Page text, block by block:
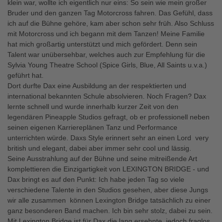
klein war, wollte ich eigentlich nur eins: So sein wie mein großer
Bruder und den ganzen Tag Motorcross fahren. Das Gefühl, dass
ich auf die Bühne gehöre, kam aber schon sehr früh. Also Schluss
mit Motorcross und ich begann mit dem Tanzen! Meine Familie
hat mich großartig unterstützt und mich gefördert. Denn sein
Talent war unübersehbar, welches auch zur Empfehlung für die
Sylvia Young Theatre School (Spice Girls, Blue, All Saints u.v.a.)
geführt hat.
Dort durfte Dax eine Ausbildung an der respektierten und
international bekannten Schule absolvieren. Noch Fragen? Dax
lernte schnell und wurde innerhalb kurzer Zeit von den
legendären Pineapple Studios gefragt, ob er professionell neben
seinen eigenen Karriereplänen Tanz und Performance
unterrichten würde. Daxs Style erinnert sehr an einen Lord  very
british und elegant, dabei aber immer sehr cool und lässig.
Seine Ausstrahlung auf der Bühne und seine mitreißende Art
komplettieren die Einzigartigkeit von LEXINGTON BRIDGE - und
Dax bringt es auf den Punkt: Ich habe jeden Tag so viele
verschiedene Talente in den Studios gesehen, aber diese Jungs 
wir alle zusammen  können Lexington Bridge tatsächlich zu einer
ganz besonderen Band machen. Ich bin sehr stolz, dabei zu sein.